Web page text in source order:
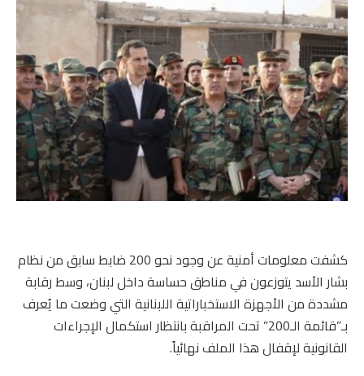
كشفت معلومات أمنية عن وجود نحو 200 ضابط سابق من نظام
بشار الأسد يتوزعون في مناطق حساسة داخل لبنان، وسط رقابة
مشددة من الأجهزة الاستخباراتية اللبنانية التي وضعت ما يُعرف
بـ”قائمة الـ200” تحت المراقبة بانتظار استكمال الإجراءات
القانونية لإقفال هذا الملف نهائياً.